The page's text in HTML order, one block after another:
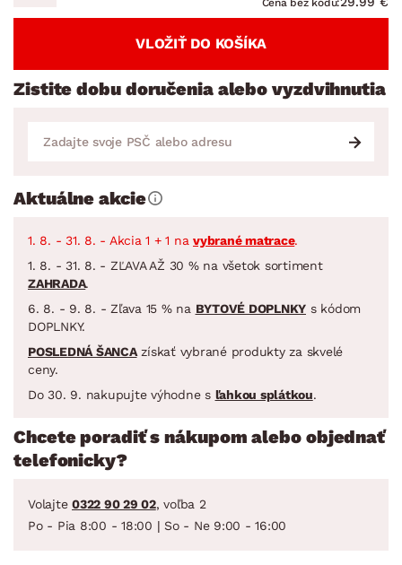
VLOŽIŤ DO KOŠÍKA
Zistite dobu doručenia alebo vyzdvihnutia
Aktuálne akcie
1. 8. - 31. 8. - Akcia 1 + 1 na vybrané matrace.
1. 8. - 31. 8. - ZĽAVA AŽ 30 % na všetok sortiment
ZAHRADA.
6. 8. - 9. 8. - Zľava 15 % na BYTOVÉ DOPLNKY s kódom
DOPLNKY.
POSLEDNÁ ŠANCAzískať vybrané produkty za skvelé
ceny.
Do 30. 9. nakupujte výhodne s ľahkou splátkou.
Chcete poradiť s nákupom alebo objednať
telefonicky?
Volajte 0322 90 29 02, voľba 2
Po - Pia 8:00 - 18:00 | So - Ne 9:00 - 16:00